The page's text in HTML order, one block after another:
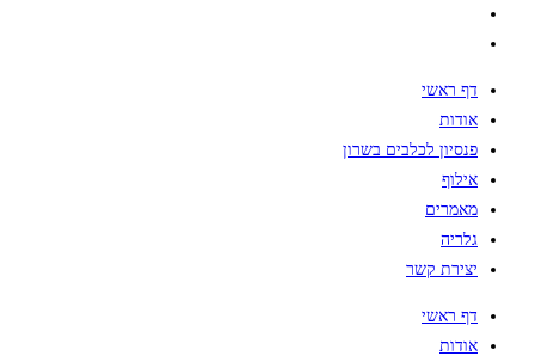
דף ראשי
אודות
פנסיון לכלבים בשרון
אילוף
מאמרים
גלריה
יצירת קשר
דף ראשי
אודות